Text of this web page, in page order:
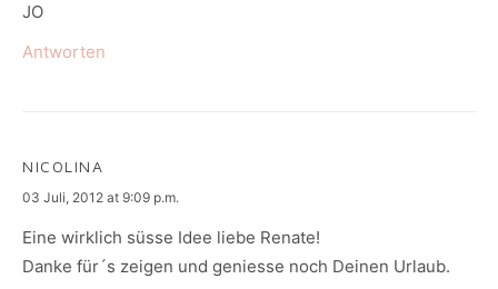
JO
Antworten
NICOLINA
says:
03 Juli, 2012 at 9:09 p.m.
Eine wirklich süsse Idee liebe Renate!
Danke für´s zeigen und geniesse noch Deinen Urlaub.